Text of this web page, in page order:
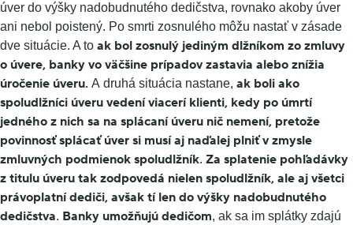
úver do výšky nadobudnutého dedičstva, rovnako akoby úver
ani nebol poistený. Po smrti zosnulého môžu nastať v zásade
dve situácie. A to ak bol zosnulý jediným dlžníkom zo zmluvy
o úvere, banky vo väčšine prípadov zastavia alebo znížia
úročenie úveru. A druhá situácia nastane, ak boli ako
spoludlžníci úveru vedení viacerí klienti, kedy po úmrtí
jedného z nich sa na splácaní úveru nič nemení, pretože
povinnosť splácať úver si musí aj naďalej plniť v zmysle
zmluvných podmienok spoludlžník. Za splatenie pohľadávky
z titulu úveru tak zodpovedá nielen spoludlžník, ale aj všetci
právoplatní dediči, avšak tí len do výšky nadobudnutého
dedičstva. Banky umožňujú dedičom, ak sa im splátky zdajú